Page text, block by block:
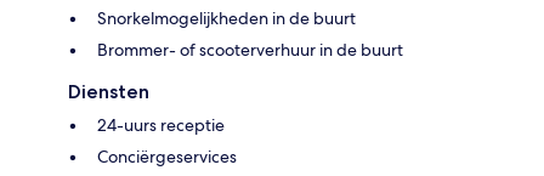
Snorkelmogelijkheden in de buurt
Brommer- of scooterverhuur in de buurt
Diensten
24-uurs receptie
Conciërgeservices